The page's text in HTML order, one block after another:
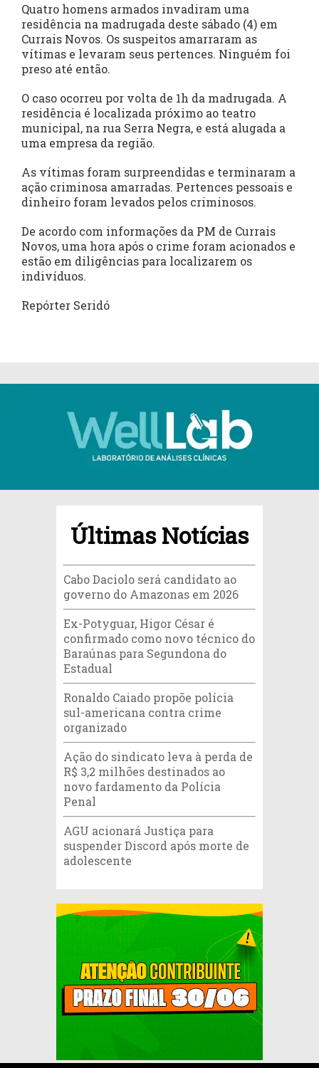
Quatro homens armados invadiram uma
residência na madrugada deste sábado (4) em
Currais Novos. Os suspeitos amarraram as
vítimas e levaram seus pertences. Ninguém foi
preso até então.
O caso ocorreu por volta de 1h da madrugada. A
residência é localizada próximo ao teatro
municipal, na rua Serra Negra, e está alugada a
uma empresa da região.
As vítimas foram surpreendidas e terminaram a
ação criminosa amarradas. Pertences pessoais e
dinheiro foram levados pelos criminosos.
De acordo com informações da PM de Currais
Novos, uma hora após o crime foram acionados e
estão em diligências para localizarem os
indivíduos.
Repórter Seridó
Últimas Notícias
Cabo Daciolo será candidato ao
governo do Amazonas em 2026
Ex-Potyguar, Higor César é
confirmado como novo técnico do
Baraúnas para Segundona do
Estadual
Ronaldo Caiado propõe polícia
sul-americana contra crime
organizado
Ação do sindicato leva à perda de
R$ 3,2 milhões destinados ao
novo fardamento da Polícia
Penal
AGU acionará Justiça para
suspender Discord após morte de
adolescente